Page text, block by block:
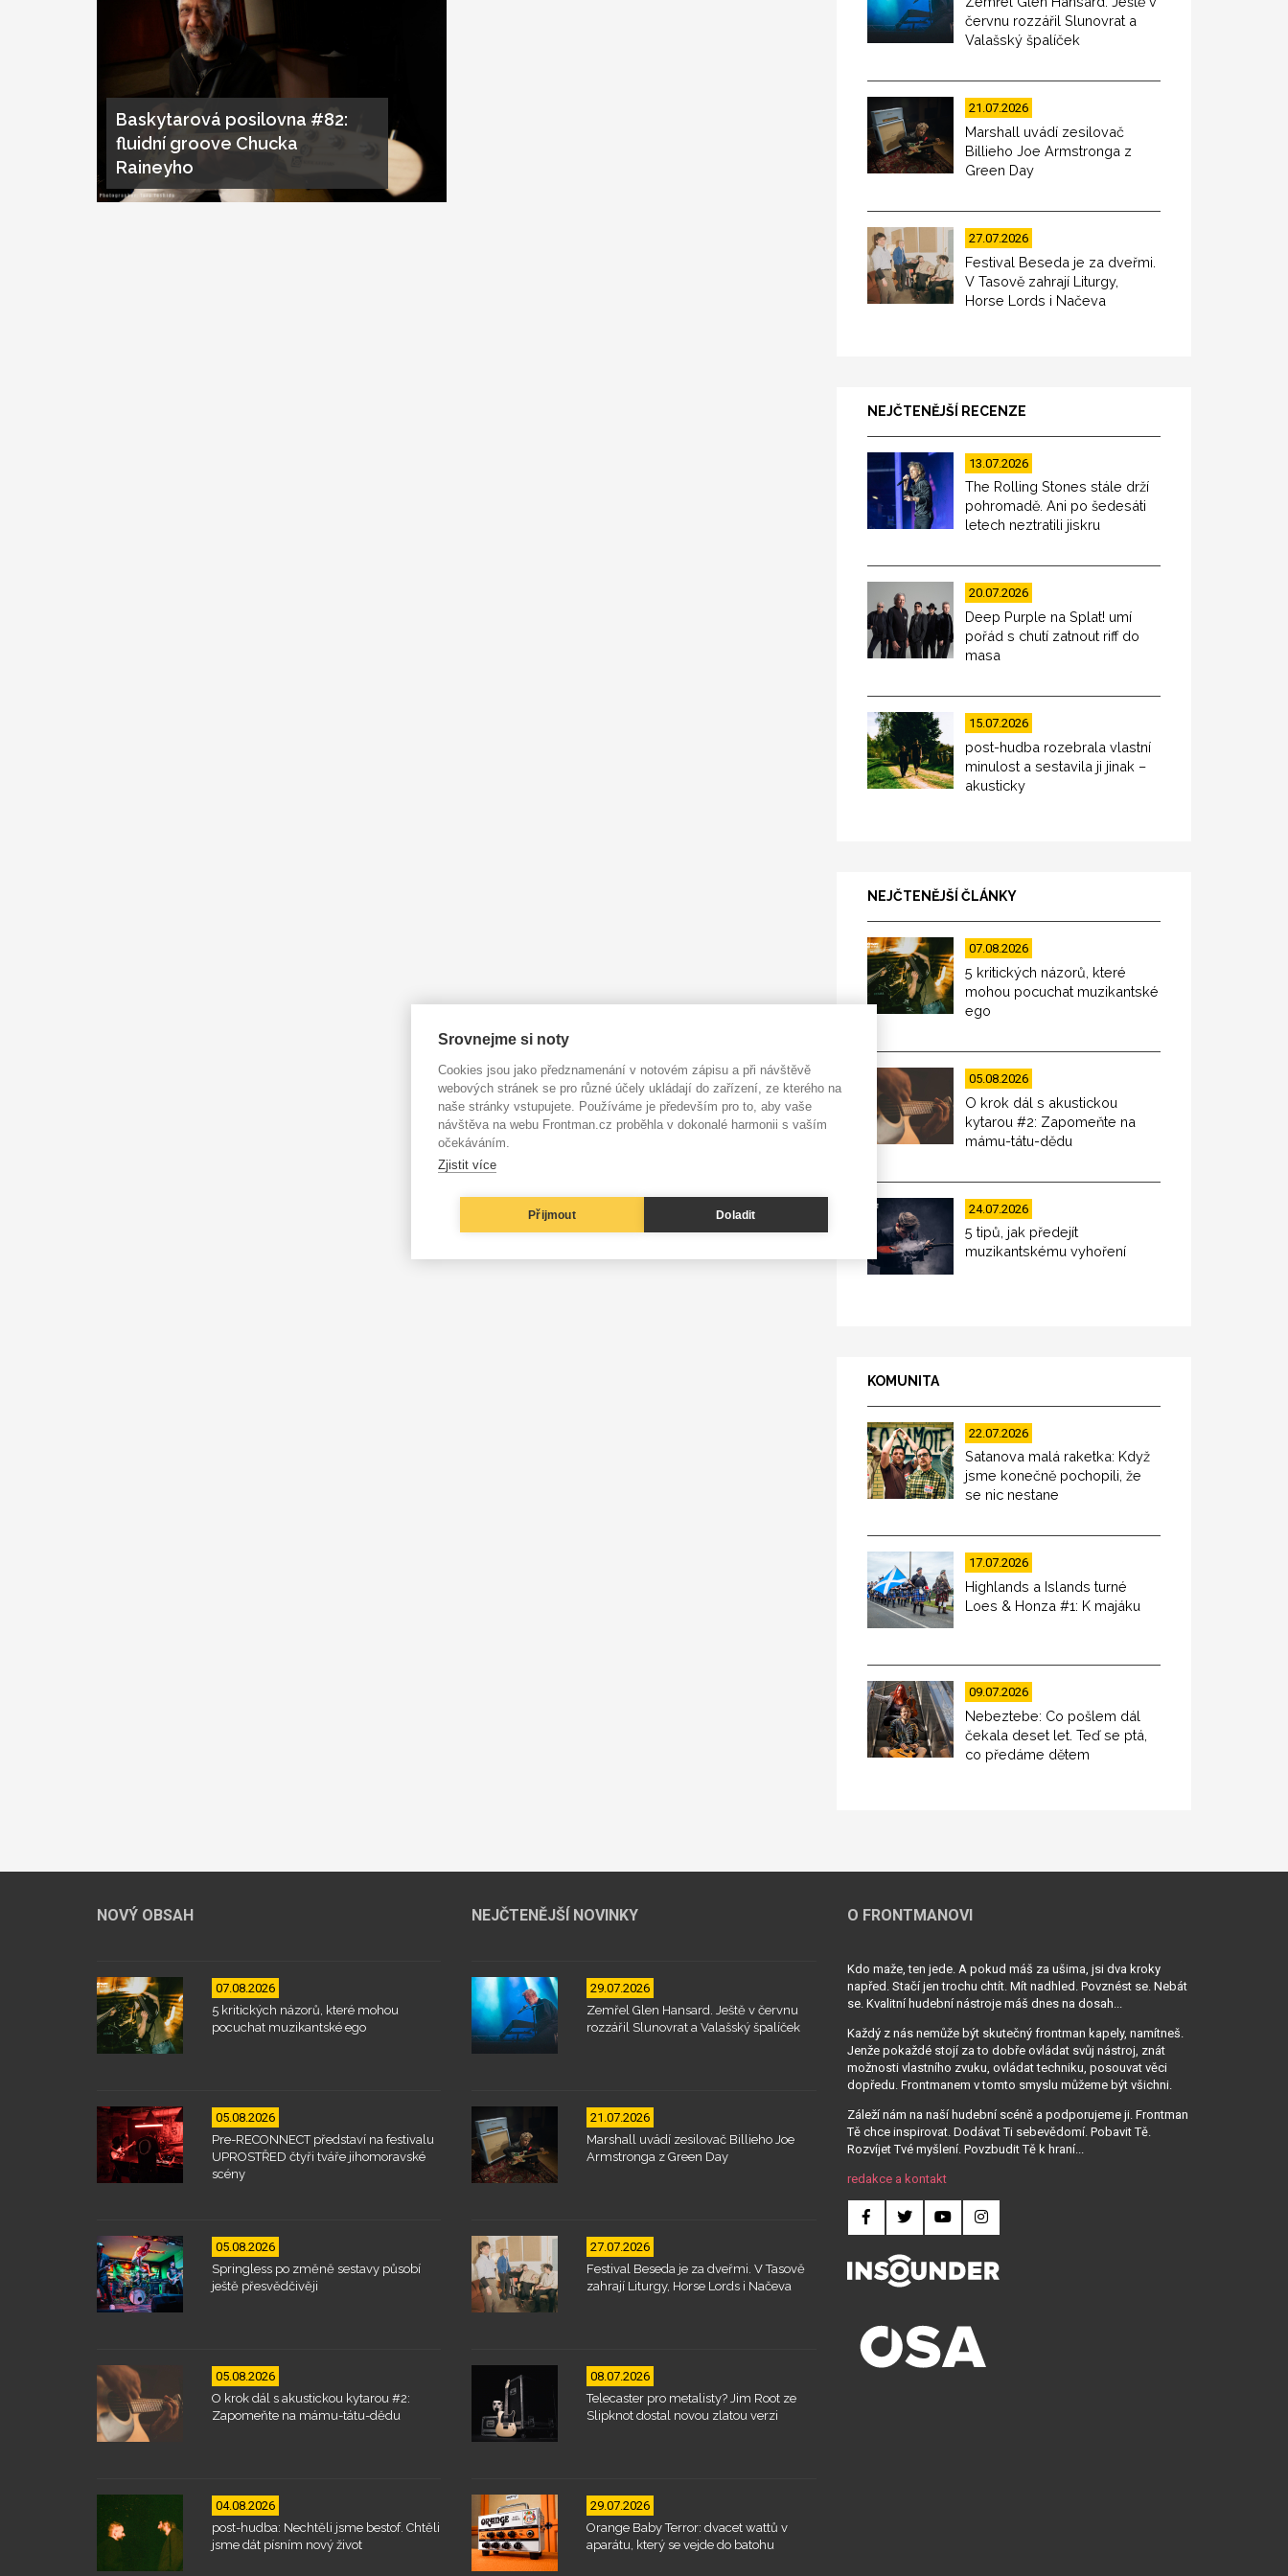
Baskytarová posilovna #82:
fluidní groove Chucka
Raineyho
červnu rozzářil Slunovrat a
Valašský špalíček
21.07.2026
Marshall uvádí zesilovač
Billieho Joe Armstronga z
Green Day
27.07.2026
Festival Beseda je za dveřmi.
V Tasově zahrají Liturgy,
Horse Lords i Načeva
NEJČTENĚJŠÍ RECENZE
13.07.2026
The Rolling Stones stále drží
pohromadě. Ani po šedesáti
letech neztratili jiskru
20.07.2026
Deep Purple na Splat! umí
pořád s chutí zatnout riff do
masa
15.07.2026
post-hudba rozebrala vlastní
minulost a sestavila ji jinak –
akusticky
NEJČTENĚJŠÍ ČLÁNKY
07.08.2026
5 kritických názorů, které
mohou pocuchat muzikantské
ego
05.08.2026
O krok dál s akustickou
kytarou #2: Zapomeňte na
mámu-tátu-dědu
24.07.2026
5 tipů, jak předejít
muzikantskému vyhoření
KOMUNITA
22.07.2026
Satanova malá raketka: Když
jsme konečně pochopili, že
se nic nestane
17.07.2026
Highlands a Islands turné
Loes & Honza #1: K majáku
09.07.2026
Nebeztebe: Co pošlem dál
čekala deset let. Teď se ptá,
co předáme dětem
NOVÝ OBSAH
07.08.2026
5 kritických názorů, které mohou
pocuchat muzikantské ego
05.08.2026
Pre-RECONNECT představí na festivalu
UPROSTŘED čtyři tváře jihomoravské
scény
05.08.2026
Springless po změně sestavy působí
ještě přesvědčivěji
05.08.2026
O krok dál s akustickou kytarou #2:
Zapomeňte na mámu-tátu-dědu
04.08.2026
post-hudba: Nechtěli jsme bestof. Chtěli
jsme dát písním nový život
NEJČTENĚJŠÍ NOVINKY
29.07.2026
Zemřel Glen Hansard. Ještě v červnu
rozzářil Slunovrat a Valašský špalíček
21.07.2026
Marshall uvádí zesilovač Billieho Joe
Armstronga z Green Day
27.07.2026
Festival Beseda je za dveřmi. V Tasově
zahrají Liturgy, Horse Lords i Načeva
08.07.2026
Telecaster pro metalisty? Jim Root ze
Slipknot dostal novou zlatou verzi
29.07.2026
Orange Baby Terror: dvacet wattů v
aparátu, který se vejde do batohu
O FRONTMANOVI
Kdo maže, ten jede. A pokud máš za ušima, jsi dva kroky
napřed. Stačí jen trochu chtít. Mít nadhled. Povznést se. Nebát
se. Kvalitní hudební nástroje máš dnes na dosah...
Každý z nás nemůže být skutečný frontman kapely, namítneš.
Jenže pokaždé stojí za to dobře ovládat svůj nástroj, znát
možnosti vlastního zvuku, ovládat techniku, posouvat věci
dopředu. Frontmanem v tomto smyslu můžeme být všichni.
Záleží nám na naší hudební scéně a podporujeme ji. Frontman
Tě chce inspirovat. Dodávat Ti sebevědomí. Pobavit Tě.
Rozvíjet Tvé myšlení. Povzbudit Tě k hraní...
redakce a kontakt
Srovnejme si noty
Cookies jsou jako předznamenání v notovém zápisu a při návštěvě
webových stránek se pro různé účely ukládají do zařízení, ze kterého na
naše stránky vstupujete. Používáme je především pro to, aby vaše
návštěva na webu Frontman.cz proběhla v dokonalé harmonii s vaším
očekáváním.
Zjistit více
Přijmout Doladit